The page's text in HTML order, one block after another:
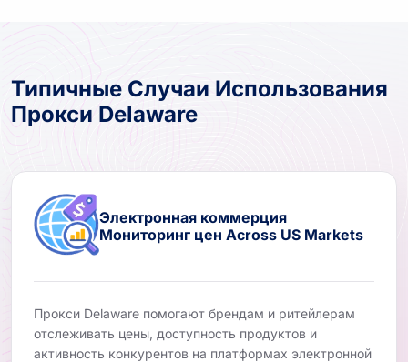
Типичные Случаи Использования
Прокси Delaware
Электронная коммерция
Мониторинг цен Across US Markets
Прокси Delaware помогают брендам и ритейлерам
отслеживать цены, доступность продуктов и
активность конкурентов на платформах электронной